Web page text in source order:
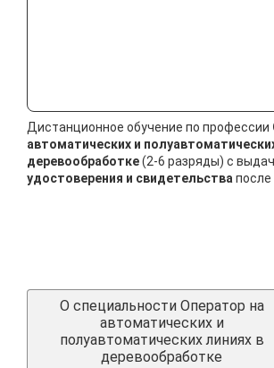
Дистанционное обучение по профессии
автоматических и
деревообработке(2-6 разряды) с
удостоверения и свидетельствапосле
О специальности Оператор на
автоматических и
полуавтоматических линиях в
деревообработке